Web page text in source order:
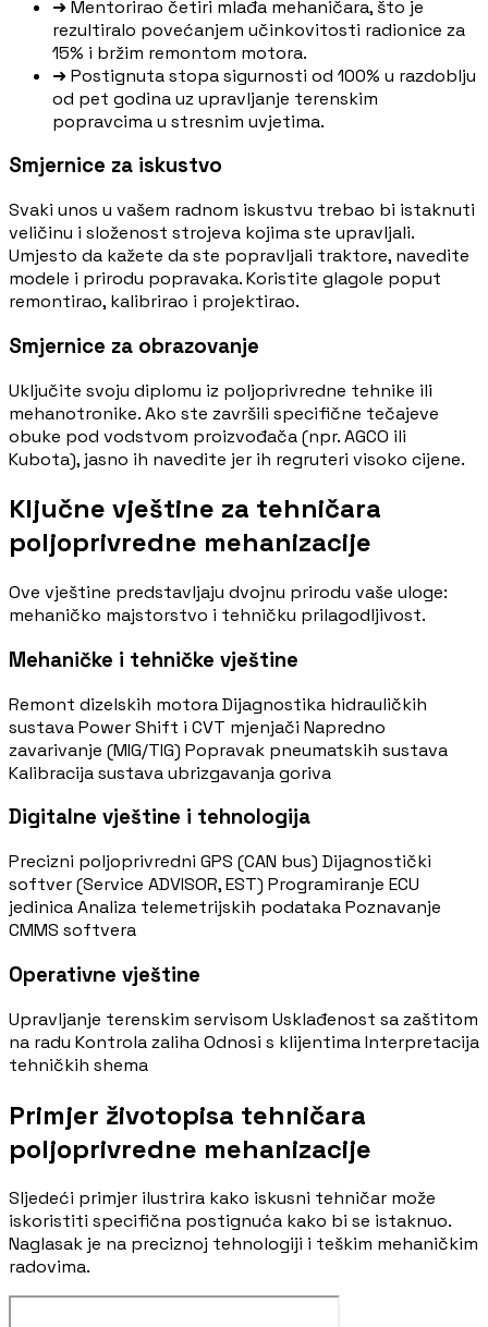
➜Mentorirao četiri mlađa mehaničara, što je
rezultiralo povećanjem učinkovitosti radionice za
15% i bržim remontom motora.
➜Postignuta stopa sigurnosti od 100% u razdoblju
od pet godina uz upravljanje terenskim
popravcima u stresnim uvjetima.
Smjernice za iskustvo
Svaki unos u vašem radnom iskustvu trebao bi istaknuti
veličinu i složenost strojeva kojima ste upravljali.
Umjesto da kažete da ste popravljali traktore, navedite
modele i prirodu popravaka. Koristite glagole poput
remontirao, kalibrirao i projektirao.
Smjernice za obrazovanje
Uključite svoju diplomu iz poljoprivredne tehnike ili
mehanotronike. Ako ste završili specifične tečajeve
obuke pod vodstvom proizvođača (npr. AGCO ili
Kubota), jasno ih navedite jer ih regruteri visoko cijene.
Ključne vještine za tehničara
poljoprivredne mehanizacije
Ove vještine predstavljaju dvojnu prirodu vaše uloge:
mehaničko majstorstvo i tehničku prilagodljivost.
Mehaničke i tehničke vještine
Remont dizelskih motoraDijagnostika hidrauličkih
sustavaPower Shift i CVT mjenjači Napredno
zavarivanje (MIG/TIG) Popravak pneumatskih sustava
Kalibracija sustava ubrizgavanja goriva
Digitalne vještine i tehnologija
Precizni poljoprivredni GPS (CAN bus) Dijagnostički
softver (Service ADVISOR, EST) Programiranje ECU
jedinicaAnaliza telemetrijskih podatakaPoznavanje
CMMS softvera
Operativne vještine
Upravljanje terenskim servisom Usklađenost sa zaštitom
na radu Kontrola zalihaOdnosi s klijentimaInterpretacija
tehničkih shema
Primjer životopisa tehničara
poljoprivredne mehanizacije
Sljedeći primjer ilustrira kako iskusni tehničar može
iskoristiti specifična postignuća kako bi se istaknuo.
Naglasak je na preciznoj tehnologiji i teškim mehaničkim
radovima.